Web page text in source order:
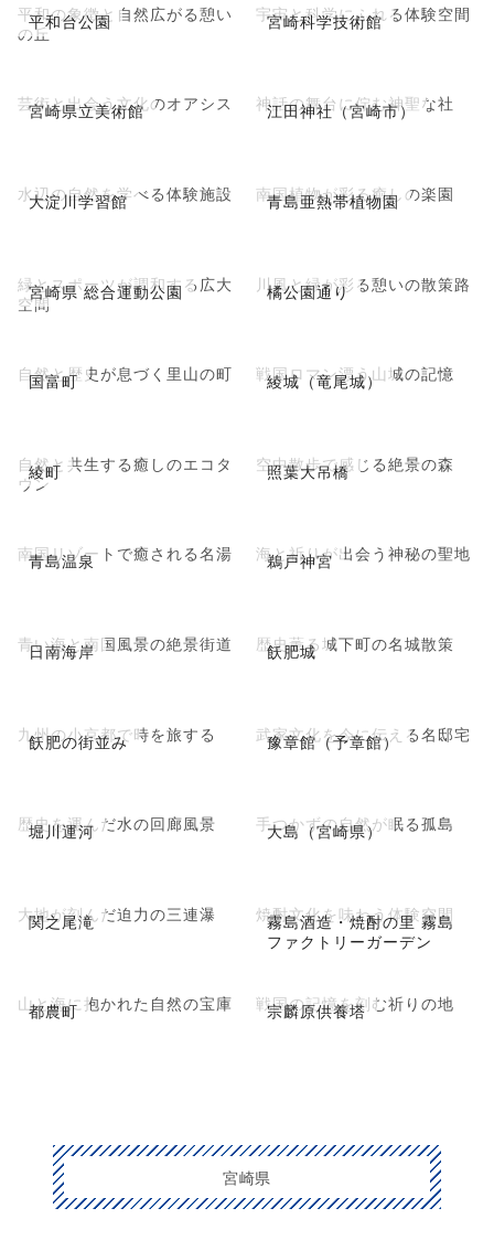
平和台公園
平和の象徴と自然広がる憩い
の丘
宮崎科学技術館
宇宙と科学にふれる体験空間
宮崎県立美術館
芸術と出会う文化のオアシス 江田神社（宮崎市）
神話の舞台に佇む神聖な社
大淀川学習館
水辺の自然を学べる体験施設 青島亜熱帯植物園
南国植物が彩る癒しの楽園
宮崎県 総合運動公園
緑とスポーツが調和する広大
空間
橘公園通り
川風と緑が彩る憩いの散策路
国富町
自然と歴史が息づく里山の町 綾城（竜尾城）
戦国ロマン漂う山城の記憶
綾町
自然と共生する癒しのエコタ
ウン
照葉大吊橋
空中散歩で感じる絶景の森
青島温泉
南国リゾートで癒される名湯 鵜戸神宮
海と祈りが出会う神秘の聖地
日南海岸
青い海と南国風景の絶景街道 飫肥城
歴史薫る城下町の名城散策
飫肥の街並み
九州の小京都で時を旅する 豫章館（予章館）
武家文化を今に伝える名邸宅
堀川運河
歴史を運んだ水の回廊風景 大島（宮崎県）
手つかずの自然が眠る孤島
関之尾滝
大地が刻んだ迫力の三連瀑
霧島酒造・焼酎の里 霧島
ファクトリーガーデン
焼酎文化を味わう体験空間
都農町
山と海に抱かれた自然の宝庫 宗麟原供養塔
戦国の記憶を刻む祈りの地
宮崎県